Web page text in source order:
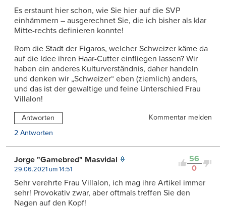
Es erstaunt hier schon, wie Sie hier auf die SVP
einhämmern – ausgerechnet Sie, die ich bisher als klar
Mitte-rechts definieren konnte!
Rom die Stadt der Figaros, welcher Schweizer käme da
auf die Idee ihren Haar-Cutter einfliegen lassen? Wir
haben ein anderes Kulturverständnis, daher handeln
und denken wir „Schweizer“ eben (ziemlich) anders,
und das ist der gewaltige und feine Unterschied Frau
Villalon!
Antworten
Kommentar melden
2 Antworten
56
0
Jorge "Gamebred" Masvidal
29.06.2021 um 14:51
Sehr verehrte Frau Villalon, ich mag ihre Artikel immer
sehr! Provokativ zwar, aber oftmals treffen Sie den
Nagen auf den Kopf!